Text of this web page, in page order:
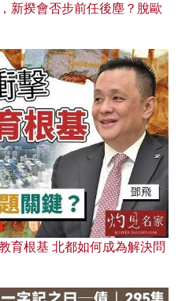
新揆會否步前任後塵？脫歐
育根基 北都如何成為解決問